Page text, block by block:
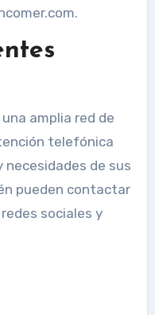
amplia red de
telefónica
de sus
pueden contactar
sociales y